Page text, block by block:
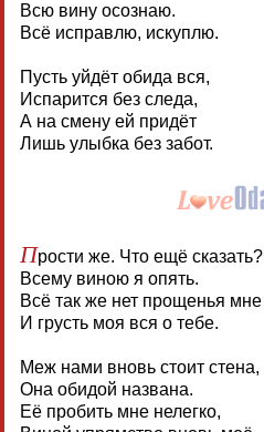
Всю вину осознаю.
Всё исправлю, искуплю.
Пусть уйдёт обида вся,
Испарится без следа,
А на смену ей придёт
Лишь улыбка без забот.
Прости же. Что ещё сказать?
Всему виною я опять.
Всё так же нет прощенья мне
И грусть моя вся о тебе.
Меж нами вновь стоит стена,
Она обидой названа.
Её пробить мне нелегко,